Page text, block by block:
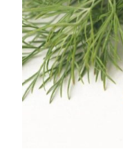
1 стакан
мәртәбәгә бүлеп,
эчәләр.
Әлеге чара
тынычландыргыч
файдаланыла.
11 стадия